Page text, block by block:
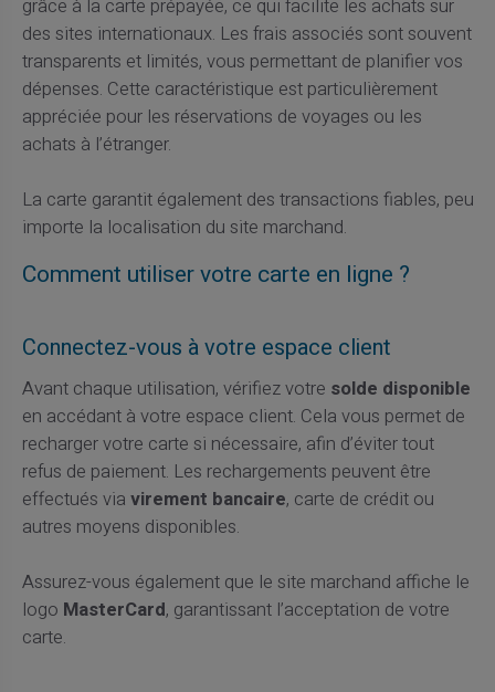
grâce à la carte prépayée, ce qui facilite les achats sur
des sites internationaux. Les frais associés sont souvent
transparents et limités, vous permettant de planifier vos
dépenses. Cette caractéristique est particulièrement
appréciée pour les réservations de voyages ou les
achats à l’étranger.
La carte garantit également des transactions fiables, peu
importe la localisation du site marchand.
Comment utiliser votre carte en ligne ?
Connectez-vous à votre espace client
Avant chaque utilisation, vérifiez votre solde disponible
en accédant à votre espace client. Cela vous permet de
recharger votre carte si nécessaire, afin d’éviter tout
refus de paiement. Les rechargements peuvent être
effectués via virement bancaire, carte de crédit ou
autres moyens disponibles.
Assurez-vous également que le site marchand affiche le
logo MasterCard, garantissant l’acceptation de votre
carte.